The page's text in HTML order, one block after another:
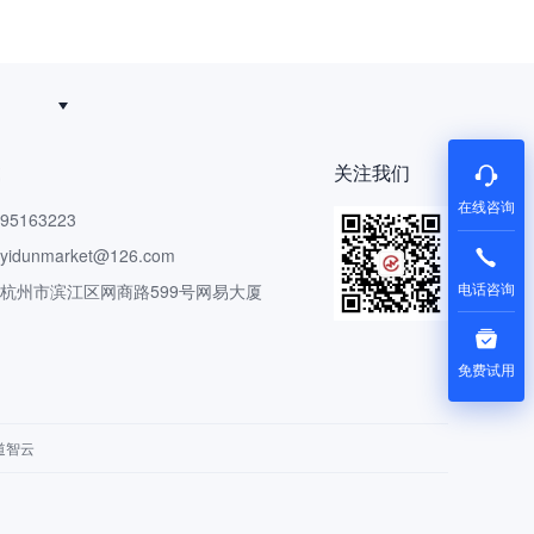
州市滨江区网商路599号网易大厦
关注我们
智云
在线咨询
电话咨询
免费试用